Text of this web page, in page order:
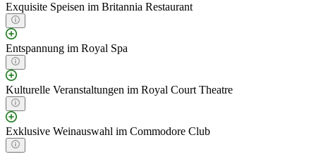
Exquisite Speisen im Britannia Restaurant
Entspannung im Royal Spa
Kulturelle Veranstaltungen im Royal Court Theatre
Exklusive Weinauswahl im Commodore Club